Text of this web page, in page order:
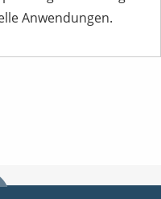
Anwendungen.